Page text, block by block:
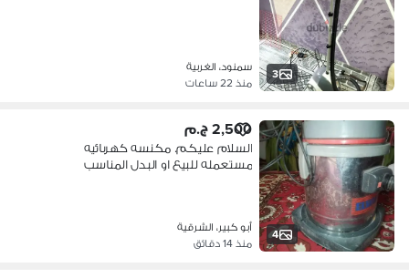
3
سمنود، الغربية
منذ 22 ساعات
4
2,500 ج.م
السلام عليكم. مكنسه كهربائيه
مستعمله للبيع او البدل المناسب
أبو كبير، الشرقية
منذ 14 دقائق